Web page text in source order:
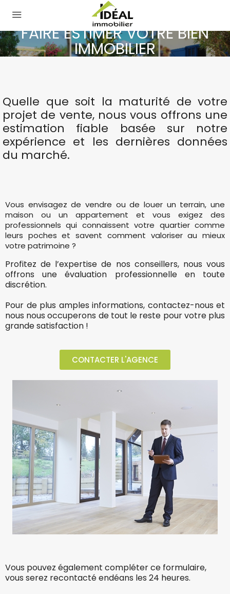
FAIRE ESTIMER VOTRE BIEN
IMMOBILIER
Quelle que soit la maturité de votre
projet de vente, nous vous offrons une
estimation fiable basée sur notre
expérience et les dernières données
du marché.
Vous envisagez de vendre ou de louer un terrain, une
maison ou un appartement et vous exigez des
professionnels qui connaissent votre quartier comme
leurs poches et savent comment valoriser au mieux
votre patrimoine ?
Profitez de l’expertise de nos conseillers, nous vous
offrons une évaluation professionnelle en toute
discrétion.
Pour de plus amples informations, contactez-nous et
nous nous occuperons de tout le reste pour votre plus
grande satisfaction !
CONTACTER L'AGENCE
Vous pouvez également compléter ce formulaire,
vous serez recontacté endéans les 24 heures.